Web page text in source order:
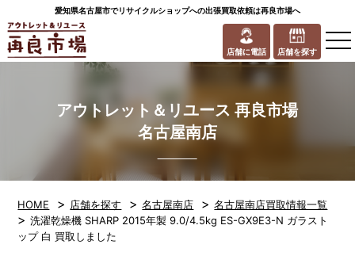
愛知県名古屋市でリサイクルショップへの出張買取依頼は再良市場へ
店舗に電話 店舗を探す
アウトレット＆リユース 再良市場
名古屋南店
HOME > 店舗を探す >名古屋南店 >名古屋南店買取情報一覧
>洗濯乾燥機 SHARP 2015年製 9.0/4.5kg ES-GX9E3-N ガラスト
ップ 白 買取しました